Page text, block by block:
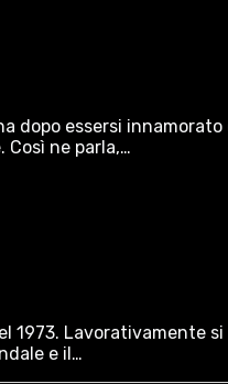
dopo essersi innamorato
Così ne parla,…
1973. Lavorativamente
e il…